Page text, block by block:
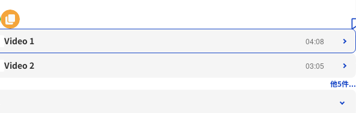
Video 1 04:08
Video 2
03:05
他5件...